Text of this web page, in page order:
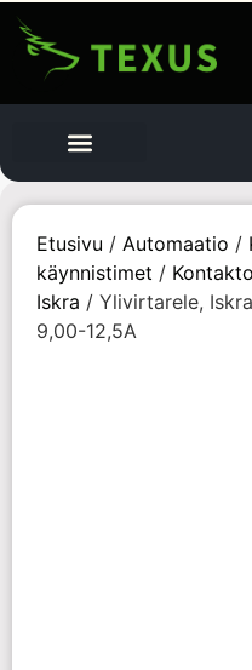
Etusivu / Automaatio /
käynnistimet /
Iskra / Ylivirtarele,
9,00-12,5A